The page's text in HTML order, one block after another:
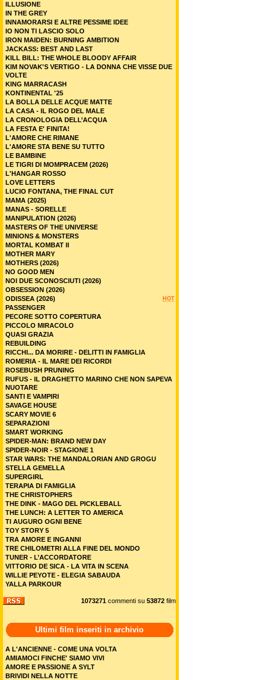
ILLUSIONE
IN THE GREY
INNAMORARSI E ALTRE PESSIME IDEE
IO NON TI LASCIO SOLO
IRON MAIDEN: BURNING AMBITION
JACKASS: BEST AND LAST
KILL BILL: THE WHOLE BLOODY AFFAIR
KIM NOVAK'S VERTIGO - LA DONNA CHE VISSE DUE
VOLTE
KING MARRACASH
KONTINENTAL '25
LA BOLLA DELLE ACQUE MATTE
LA CASA - IL ROGO DEL MALE
LA CRONOLOGIA DELL’ACQUA
LA FESTA E' FINITA!
L'AMORE CHE RIMANE
L'AMORE STA BENE SU TUTTO
LE BAMBINE
LE TIGRI DI MOMPRACEM (2026)
L'HANGAR ROSSO
LOVE LETTERS
LUCIO FONTANA, THE FINAL CUT
MAMA (2025)
MANAS - SORELLE
MANIPULATION (2026)
MASTERS OF THE UNIVERSE
MINIONS & MONSTERS
MORTAL KOMBAT II
MOTHER MARY
MOTHERS (2026)
NO GOOD MEN
NOI DUE SCONOSCIUTI (2026)
OBSESSION (2026)
HOT
ODISSEA (2026)
PASSENGER
PECORE SOTTO COPERTURA
PICCOLO MIRACOLO
QUASI GRAZIA
REBUILDING
RICCHI... DA MORIRE - DELITTI IN FAMIGLIA
ROMERIA - IL MARE DEI RICORDI
ROSEBUSH PRUNING
RUFUS - IL DRAGHETTO MARINO CHE NON SAPEVA
NUOTARE
SANTI E VAMPIRI
SAVAGE HOUSE
SCARY MOVIE 6
SEPARAZIONI
SMART WORKING
SPIDER-MAN: BRAND NEW DAY
SPIDER-NOIR - STAGIONE 1
STAR WARS: THE MANDALORIAN AND GROGU
STELLA GEMELLA
SUPERGIRL
TERAPIA DI FAMIGLIA
THE CHRISTOPHERS
THE DINK - MAGO DEL PICKLEBALL
THE LUNCH: A LETTER TO AMERICA
TI AUGURO OGNI BENE
TOY STORY 5
TRA AMORE E INGANNI
TRE CHILOMETRI ALLA FINE DEL MONDO
TUNER - L’ACCORDATORE
VITTORIO DE SICA - LA VITA IN SCENA
WILLIE PEYOTE - ELEGIA SABAUDA
YALLA PARKOUR
1073271 commenti su 53872 film
Ultimi film inseriti in archivio
A L'ANCIENNE - COME UNA VOLTA
AMIAMOCI FINCHE' SIAMO VIVI
AMORE E PASSIONE A SYLT
BRIVIDI NELLA NOTTE